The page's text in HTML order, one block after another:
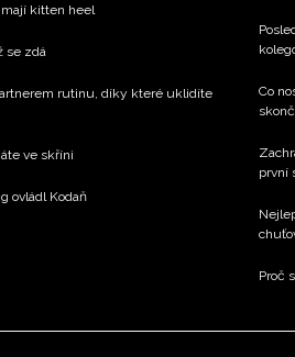
kitten heel
se zdá
rutinu, díky které uklidíte
ve skříni
ovládl Kodaň
Co
první
Proč